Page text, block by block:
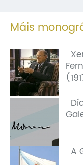
Máis
A